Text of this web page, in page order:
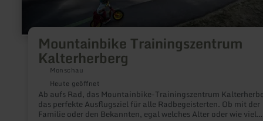
Mountainbike Trainingszentrum
Kalterherberg
Monschau
Heute geöffnet
Ab aufs Rad, das Mountainbike-Trainingszentrum
das perfekte Ausflugsziel für alle Radbegeisterten. Ob mit der
Familie oder den Bekannten, egal welches Alter oder wie viel